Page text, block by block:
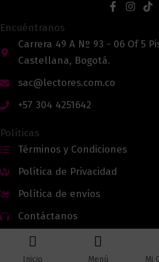
Encuéntranos
Carrera 49 A Nº 93 - 06 Of 5
Castellana, Bogotá.
sac@lectores.com.co
+57 304 4251642
Políticas
Términos y Condiciones
Política de Privacidad
Política de envíos
Contáctanos
Inicio Menú Mi